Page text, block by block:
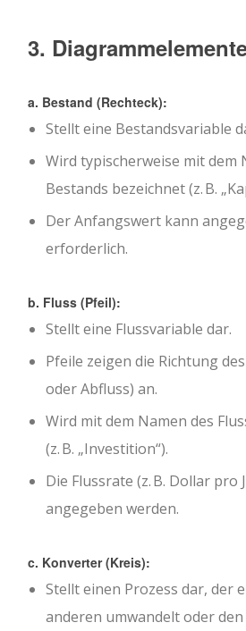
3.
a. Bestand (Rechteck):
Stellt eine Bestandsvariable
Wird typischerweise mit dem
Bestands bezeichnet (z. B.
Der Anfangswert kann
erforderlich.
b. Fluss (Pfeil):
Stellt eine Flussvariable dar.
Pfeile zeigen die Richtung
oder Abfluss) an.
Wird mit dem Namen des
(z. B. „Investition“).
Die Flussrate (z. B. Dollar pro
angegeben werden.
c. Konverter (Kreis):
Stellt einen Prozess dar, der
anderen umwandelt oder